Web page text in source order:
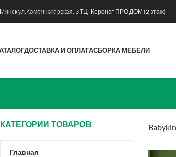
Skip to main content
Минск ул.Каменногорская, 3 ТЦ"Корона" ПРО ДОМ (2 этаж)
ДОСТАВКА И ОПЛАТАСБОРКА МЕБЕЛИ
КАТЕГОРИИ ТОВАРОВ
Главная